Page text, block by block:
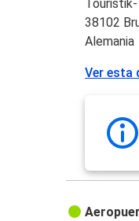
38102
Alemania
Ver esta